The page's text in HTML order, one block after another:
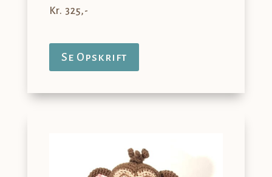
Kr. 325,-
Se Opskrift